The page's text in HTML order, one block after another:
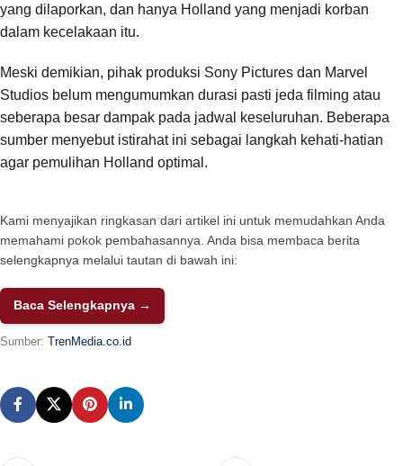
yang dilaporkan, dan hanya Holland yang menjadi korban
dalam kecelakaan itu.
Meski demikian, pihak produksi Sony Pictures dan Marvel
Studios belum mengumumkan durasi pasti jeda filming atau
seberapa besar dampak pada jadwal keseluruhan. Beberapa
sumber menyebut istirahat ini sebagai langkah kehati-hatian
agar pemulihan Holland optimal.
Kami menyajikan ringkasan dari artikel ini untuk memudahkan Anda
memahami pokok pembahasannya. Anda bisa membaca berita
selengkapnya melalui tautan di bawah ini:
Baca Selengkapnya →
Sumber: TrenMedia.co.id